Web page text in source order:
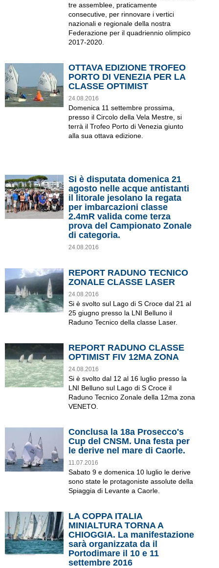
tre assemblee, praticamente
consecutive, per rinnovare i vertici
nazionali e regionale della nostra
Federazione per il quadriennio olimpico
2017-2020.
OTTAVA EDIZIONE TROFEO
PORTO DI VENEZIA PER LA
CLASSE OPTIMIST
24.08.2016
Domenica 11 settembre prossima,
presso il Circolo della Vela Mestre, si
terrà il Trofeo Porto di Venezia giunto
alla sua ottava edizione.
Si è disputata domenica 21
agosto nelle acque antistanti
il litorale jesolano la regata
per imbarcazioni classe
2.4mR valida come terza
prova del Campionato Zonale
di categoria.
24.08.2016
REPORT RADUNO TECNICO
ZONALE CLASSE LASER
24.08.2016
Si è svolto sul Lago di S Croce dal 21 al
25 giugno presso la LNI Belluno il
Raduno Tecnico della classe Laser.
REPORT RADUNO CLASSE
OPTIMIST FIV 12MA ZONA
24.08.2016
Si è svolto dal 12 al 16 luglio presso la
LNI Belluno sul Lago di S Croce il
Raduno Tecnico Zonale della 12ma zona
VENETO.
Conclusa la 18a Prosecco's
Cup del CNSM. Una festa per
le derive nel mare di Caorle.
11.07.2016
Sabato 9 e domenica 10 luglio le derive
sono state le protagoniste assolute della
Spiaggia di Levante a Caorle.
LA COPPA ITALIA
MINIALTURA TORNA A
CHIOGGIA. La manifestazione
sarà organizzata da il
Portodimare il 10 e 11
settembre 2016